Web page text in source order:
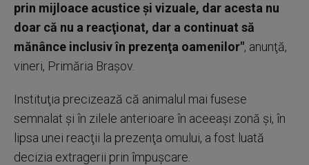
prin mijloace acustice şi vizuale, dar acesta nu
doar că nu a reacţionat, dar a continuat să
mănânce inclusiv în prezenţa oamenilor", anunţă,
vineri, Primăria Braşov.
Instituţia precizează că animalul mai fusese
semnalat şi în zilele anterioare în aceeaşi zonă şi, în
lipsa unei reacţii la prezenţa omului, a fost luată
decizia extragerii prin împuşcare.